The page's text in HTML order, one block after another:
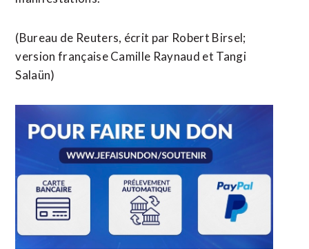
(Bureau de Reuters, écrit par Robert Birsel;
version française Camille Raynaud et Tangi
Salaün)